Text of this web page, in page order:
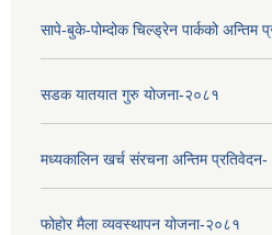
सापे-बुके-पोम्दोक चिल्ड्रेन पार्कको अन्तिम
सडक यातयात गुरु योजना-२०८१
मध्यकालिन खर्च संरचना अन्तिम
फोहोर मैला व्यवस्थापन योजना-२०८१